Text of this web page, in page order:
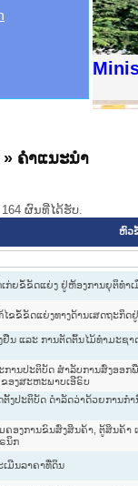
ນນ
» ຄໍາແນະນໍາ
ຜົນທີ່ໄດ້ຮັບ.
ຫົວ
ກ່ຍຂໍ້ຂັດແຍ່ງ ຢູ່ຫ້ອງການຍຸຕິທໍາເ
ຂຂໍ້ຂັດແຍ່ງທາງດ້ານເສດຖະກິ
ຢືນ ແລະ ການຕັດຕົ້ນໄມ້ທໍາມະຊ
ການປະຕິບັດ ສໍາລັບການສົ່ງອອ
ຂອງສະຫະພາບເອີຣົບ
ງປະຕິບັດ ດຳລັດວ່າດ້ວຍການກ
ຄອງການຂົນສົ່ງສິນຄ້າ, ຕູ້ສິນຄ້າ
ນິກ
ມີນລາຄາທີ່ດິນ